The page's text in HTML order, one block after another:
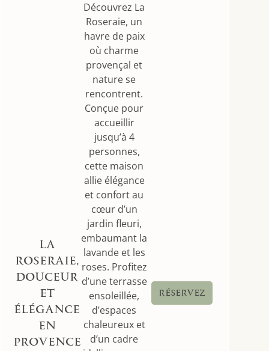
LA
ROSERAIE,
DOUCEUR
ET
ÉLÉGANCE
EN
PROVENCE
Découvrez La
Roseraie, un
havre de paix
où charme
provençal et
nature se
rencontrent.
Conçue pour
accueillir
jusqu’à 4
personnes,
cette maison
allie élégance
et confort au
cœur d’un
jardin fleuri,
embaumant la
lavande et les
roses. Profitez
d’une terrasse
ensoleillée,
d’espaces
chaleureux et
d’un cadre
RÉSERVEZ